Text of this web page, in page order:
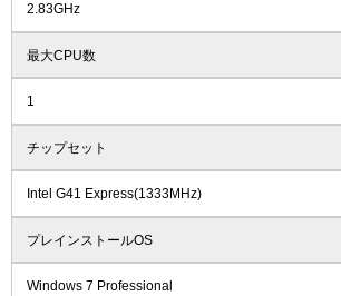
2.83GHz
最大CPU数
1
チップセット
Intel G41 Express(1333MHz)
プレインストールOS
Windows 7 Professional